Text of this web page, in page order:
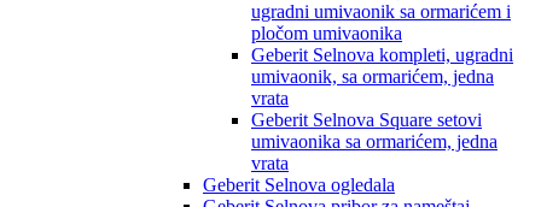
ugradni umivaonik sa ormarićem i
pločom umivaonika
Geberit Selnova kompleti, ugradni
umivaonik, sa ormarićem, jedna
vrata
Geberit Selnova Square setovi
umivaonika sa ormarićem, jedna
vrata
Geberit Selnova ogledala